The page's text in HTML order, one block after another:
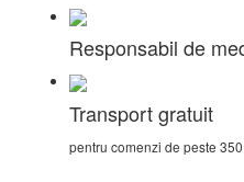
Responsabil de
Transport gratuit
pentru comenzi de peste